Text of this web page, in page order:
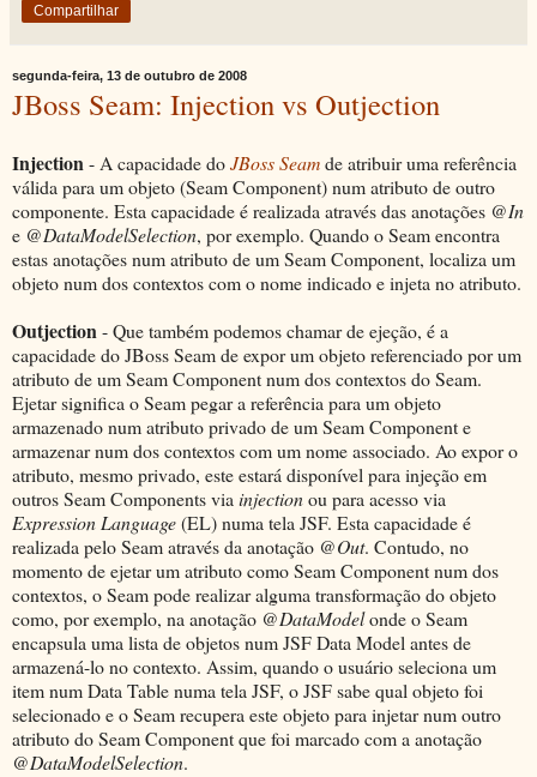
Compartilhar
segunda-feira, 13 de outubro de 2008
JBoss Seam: Injection vs Outjection
Injection- A capacidade doJBoss Seamde atribuir uma referência
válida para um objeto (Seam Component) num atributo de outro
componente. Esta capacidade é realizada através das anotações @In
e @DataModelSelection, por exemplo. Quando o Seam encontra
estas anotações num atributo de um Seam Component, localiza um
objeto num dos contextos com o nome indicado e injeta no atributo.
Outjection- Que também podemos chamar de ejeção, é a
capacidade do JBoss Seam de expor um objeto referenciado por um
atributo de um Seam Component num dos contextos do Seam.
Ejetar significa o Seam pegar a referência para um objeto
armazenado num atributo privado de um Seam Component e
armazenar num dos contextos com um nome associado. Ao expor o
atributo, mesmo privado, este estará disponível para injeção em
outros Seam Components viainjectionou para acesso via
Expression Language(EL) numa tela JSF. Esta capacidade é
realizada pelo Seam através da anotação @Out. Contudo, no
momento de ejetar um atributo como Seam Component num dos
contextos, o Seam pode realizar alguma transformação do objeto
como, por exemplo, na anotação @DataModelonde o Seam
encapsula uma lista de objetos num JSF Data Model antes de
armazená-lo no contexto. Assim, quando o usuário seleciona um
item num Data Table numa tela JSF, o JSF sabe qual objeto foi
selecionado e o Seam recupera este objeto para injetar num outro
atributo do Seam Component que foi marcado com a anotação
@DataModelSelection.